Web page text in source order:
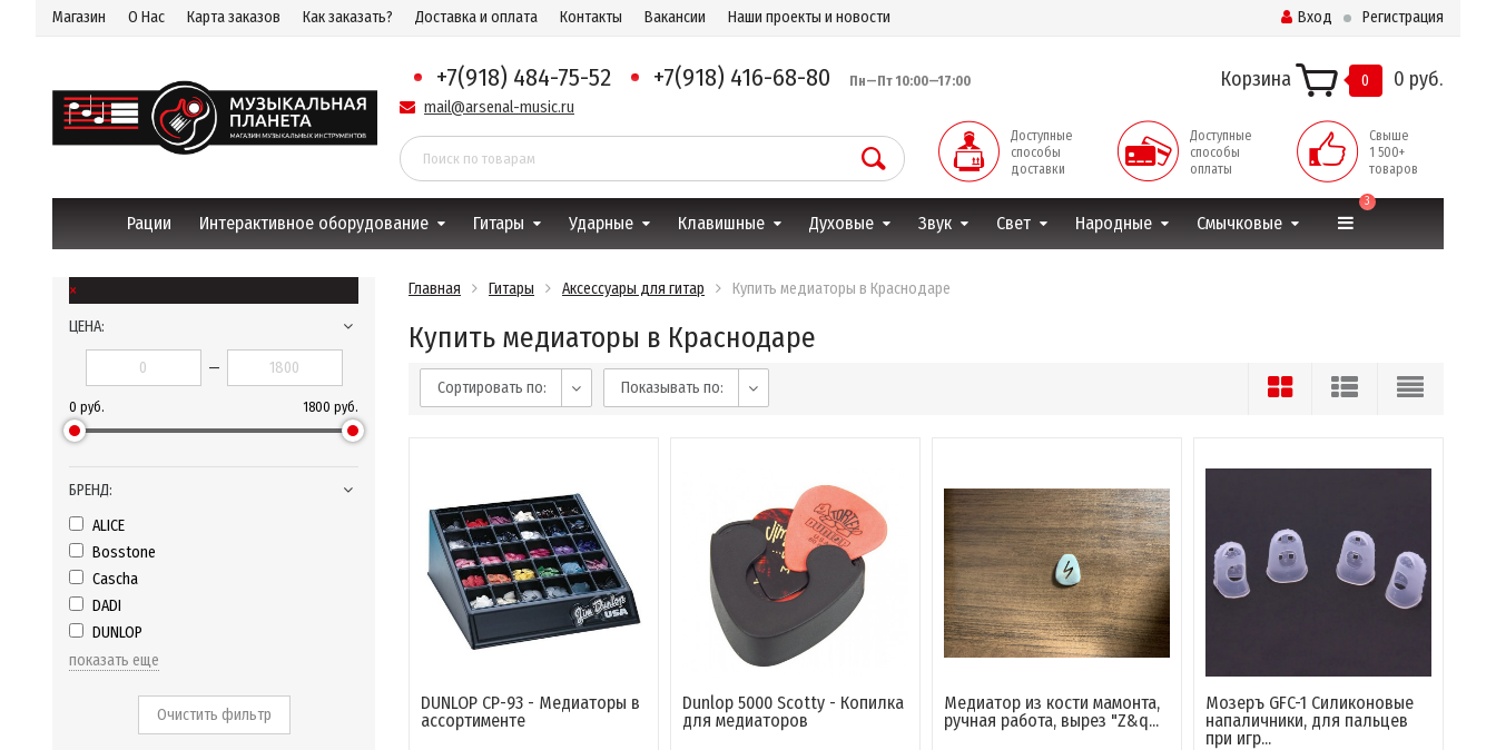
Магазин О Нас Карта заказов Как заказать? Доставка и оплата Контакты Вакансии Наши проекты и новости Вход Регистрация
+7(918) 484-75-52 +7(918) 416-68-80 Пн—Пт 10:00—17:00
mail@arsenal-music.ru
Корзина 0 0 руб.
Доступные
способы
доставки
Доступные
способы
оплаты
Свыше
1 500+
товаров
Рации Интерактивное оборудование Гитары Ударные Клавишные Духовые Звук Свет Народные Смычковые
3
×
ЦЕНА:
—
0 руб. 1800 руб.
БРЕНД:
ALICE
Bosstone
Cascha
DADI
DUNLOP
показать еще
Очистить фильтр
Главная Гитары Аксессуары для гитар Купить медиаторы в Краснодаре
Купить медиаторы в Краснодаре
Сортировать по: Показывать по:
DUNLOP CP-93 - Медиаторы в
ассортименте
Dunlop 5000 Scotty - Копилка
для медиаторов
Медиатор из кости мамонта,
ручная работа, вырез "Z&q...
Мозеръ GFC-1 Силиконовые
напаличники, для пальцев
при игр...